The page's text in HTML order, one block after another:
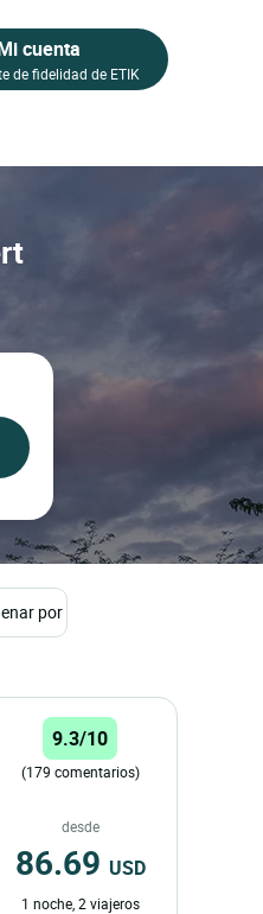
cuenta
de fidelidad de ETIK
por
9.3/10
(179 comentarios)
desde
86.69 USD
1 noche, 2 viajeros